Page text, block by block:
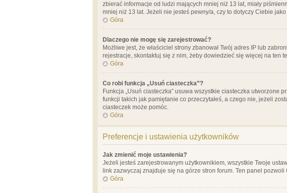
zbierać informacje od ludzi mających mniej niż 13 lat, miały
mniej niż 13 lat. Jeżeli nie jesteś pewny/a, czy to dotyczy Ciebie
Góra
Dlaczego nie mogę się zarejestrować?
Możliwe jest, że właściciel strony zbanował Twój adres IP lub
rejestracje, skontaktuj się z nim, żeby dowiedzieć się więcej na ten
Góra
Co robi funkcja „Usuń ciasteczka”?
Funkcja „Usuń ciasteczka” usuwa wszystkie ciasteczka
funkcji takich jak pamiętanie co przeczytałeś, a czego nie, jeżeli
ciasteczek może pomóc.
Góra
Preferencje i ustawienia użytkowników
Jak zmienić moje ustawienia?
Jeżeli jesteś zarejestrowanym użytkownikiem, wszystkie Twoje
link zazwyczaj znajduje się na górze stron forum. Ten panel
Góra